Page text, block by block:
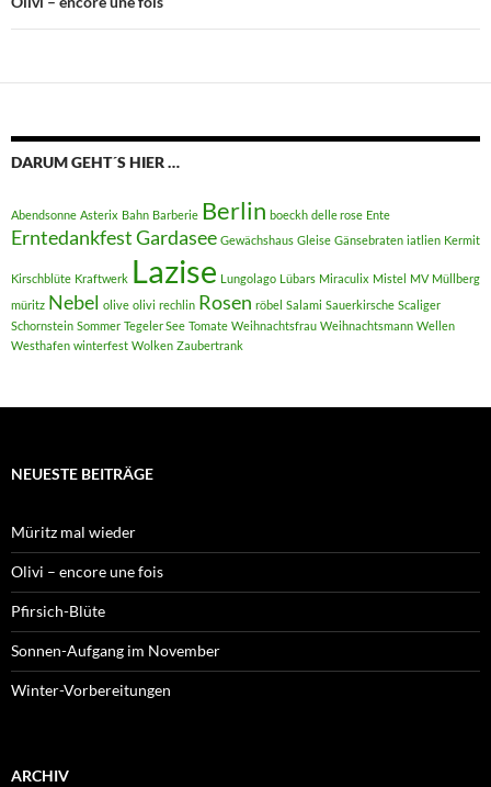
DARUM GEHT´S HIER …
Abendsonne Asterix Bahn Barberie Berlin boeckh delle rose Ente
ErntedankfestGardasee Gewächshaus Gleise Gänsebraten iatlien Kermit
Kirschblüte Kraftwerk Lazise Lungolago Lübars Miraculix Mistel MV Müllberg
müritz Nebel olive olivi rechlin Rosen röbel Salami Sauerkirsche Scaliger
Schornstein Sommer Tegeler See Tomate Weihnachtsfrau Weihnachtsmann Wellen
Westhafen winterfest Wolken Zaubertrank
NEUESTE BEITRÄGE
Müritz mal wieder
Olivi – encore une fois
Pfirsich-Blüte
Sonnen-Aufgang im November
Winter-Vorbereitungen
ARCHIV